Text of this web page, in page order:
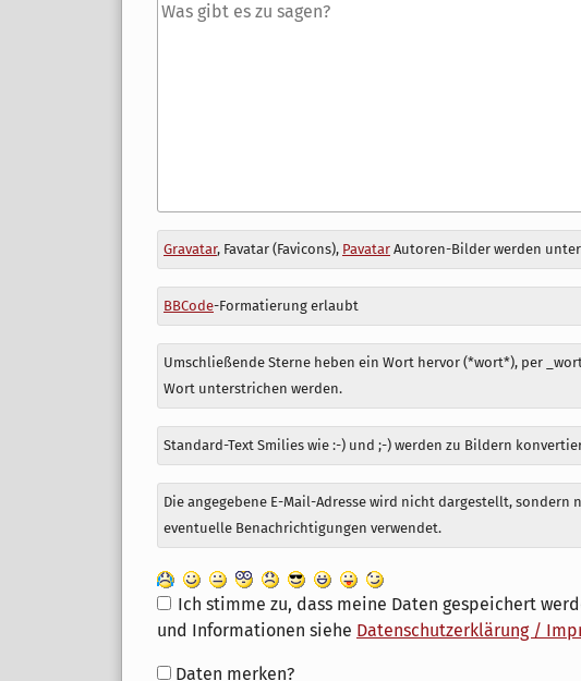
Antwort
zu
Gravatar, Favatar (Favicons), PavatarAutoren-Bilder werden
BBCode-Formatierung erlaubt
Umschließende Sterne heben ein Wort hervor (*wort*), per
Wort unterstrichen werden.
Standard-Text Smilies wie :-) und ;-) werden zu Bildern
Die angegebene E-Mail-Adresse wird nicht dargestellt, sondern
eventuelle Benachrichtigungen verwendet.
Ich stimme zu, dass meine Daten gespeichert
und Informationen siehe Datenschutzerklärung /
Formular-
Daten merken?